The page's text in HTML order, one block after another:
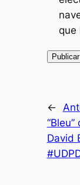
que
←
“Bleu”
David